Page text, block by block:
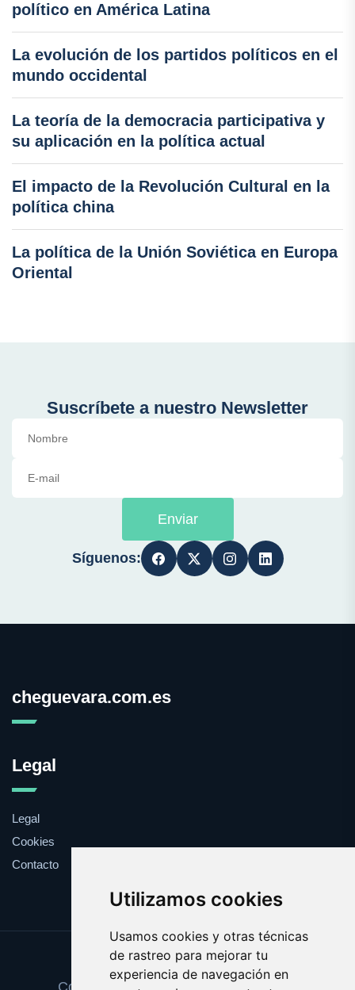
Utilizamos cookies
Usamos cookies y otras técnicas
de rastreo para mejorar tu
experiencia de navegación en
político en América Latina
La evolución de los partidos políticos en el
mundo occidental
La teoría de la democracia participativa y
su aplicación en la política actual
El impacto de la Revolución Cultural en la
política china
La política de la Unión Soviética en Europa
Oriental
Suscríbete a nuestro Newsletter
Enviar
Síguenos:
cheguevara.com.es
Legal
Legal
Cookies
Contacto
Update cookies preferences
Copyright © 2025 cheguevara.com.es